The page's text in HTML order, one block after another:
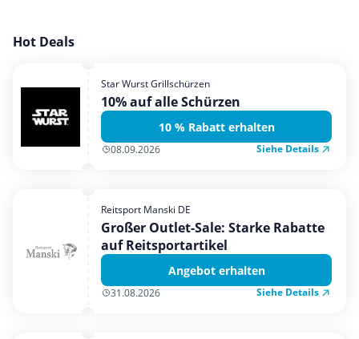
Garten, Haushalt & Tiere
Mobilfunk & Internet
Mode & Accessoires
Shopping
Urlaub & Reise
Hot Deals
Star Wurst Grillschürzen
10% auf alle Schürzen
10 % Rabatt erhalten
08.09.2026 Siehe Details
Reitsport Manski DE
Großer Outlet-Sale: Starke Rabatte
auf Reitsportartikel
Angebot erhalten
31.08.2026 Siehe Details